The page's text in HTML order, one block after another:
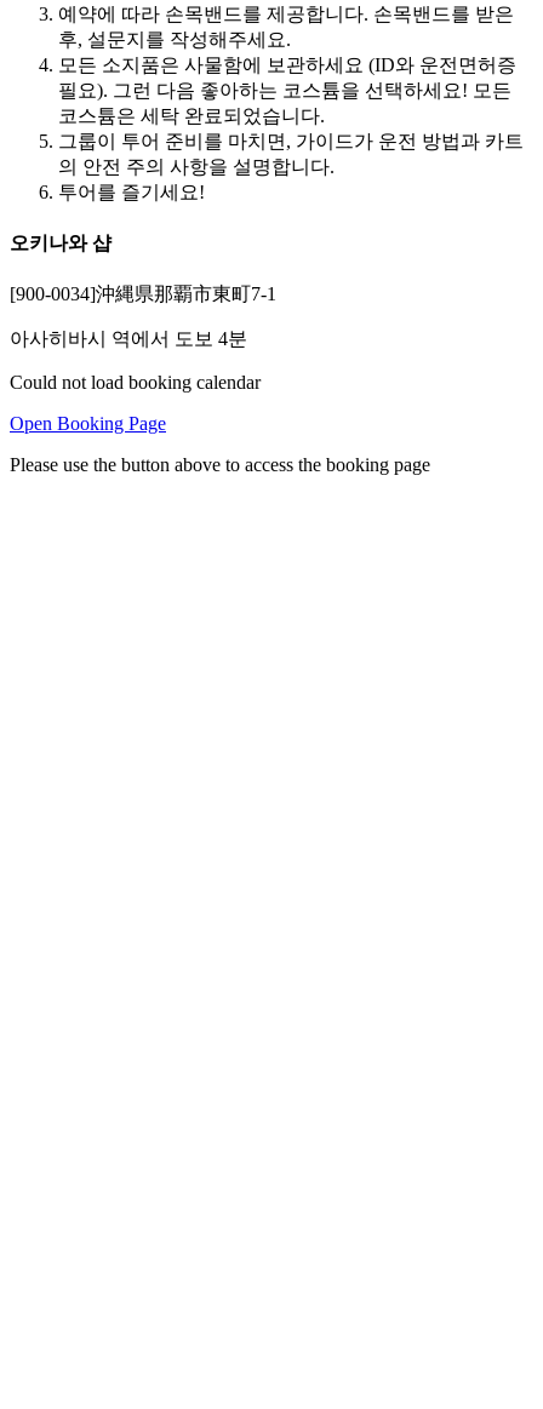
예약에 따라 손목밴드를 제공합니다. 손목밴드를 받은
후, 설문지를 작성해주세요.
모든 소지품은 사물함에 보관하세요 (ID와 운전면허증
필요). 그런 다음 좋아하는 코스튬을 선택하세요! 모든
코스튬은 세탁 완료되었습니다.
그룹이 투어 준비를 마치면, 가이드가 운전 방법과 카트
의 안전 주의 사항을 설명합니다.
투어를 즐기세요!
오키나와 샵
[900-0034]沖縄県那覇市東町7-1
아사히바시 역에서 도보 4분
Could not load booking calendar
Open Booking Page
Please use the button above to access the booking page